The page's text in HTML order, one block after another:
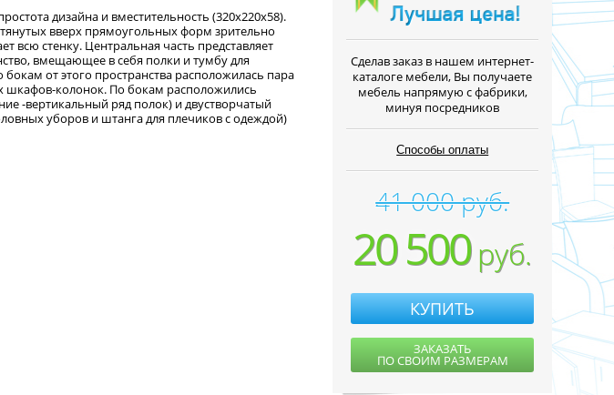
дизайна и вместительность (320x220x58).
вверх прямоугольных форм зрительно
всю стенку. Центральная часть представляет
вмещающее в себя полки и тумбу для
от этого пространства расположилась пара
шкафов-колонок. По бокам расположились
-вертикальный ряд полок) и двустворчатый
уборов и штанга для плечиков с одеждой)
Cделав заказ в нашем интернет-
каталоге мебели, Вы получаете
мебель напрямую с фабрики,
минуя посредников
Способы оплаты
41 000 руб.
20 500руб.
КУПИТЬ
ЗАКАЗАТЬ
ПО СВОИМ РАЗМЕРАМ